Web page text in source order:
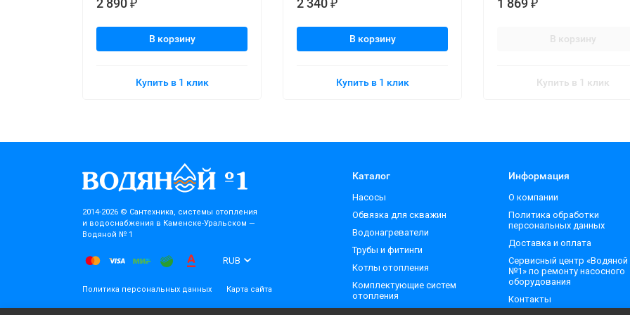
2 890 ₽
В корзину
Купить в 1 клик
2 340 ₽
В корзину
Купить в 1 клик
1 869 ₽
В корзину
Купить в 1 клик
2014-2026 © Cантехника, системы отопления
и водоснабжения в Каменске-Уральском —
Водяной № 1
RUB
Политика персональных данных Карта сайта
Каталог
Насосы
Обвязка для скважин
Водонагреватели
Трубы и фитинги
Котлы отопления
Комплектующие систем
отопления
Информация
О компании
Политика обработки
персональных данных
Доставка и оплата
Сервисный центр «Водяной
№1» по ремонту насосного
оборудования
Контакты